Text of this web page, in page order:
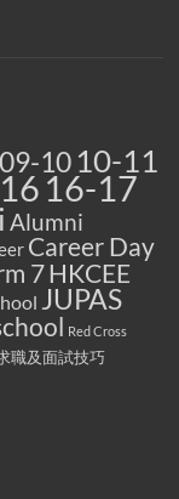
09-10 10-11
16-17
Alumni
Career Day
7HKCEE
JUPAS
Red Cross
職及面試技巧